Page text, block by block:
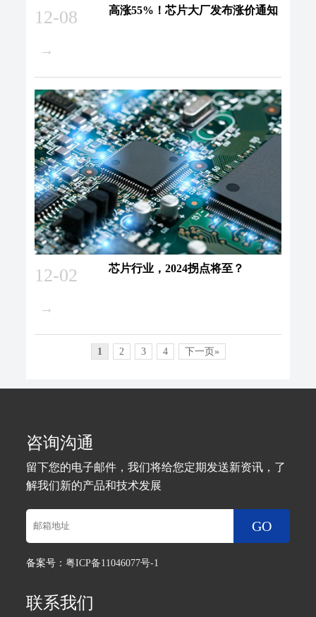
12-08
→
高涨55%！芯片大厂发布涨价通知
12-02
→
芯片行业，2024拐点将至？
1 2 3 4 下一页»
咨询沟通
留下您的电子邮件，我们将给您定期发送新资讯，了
解我们新的产品和技术发展
GO
备案号：粤ICP备11046077号-1
联系我们